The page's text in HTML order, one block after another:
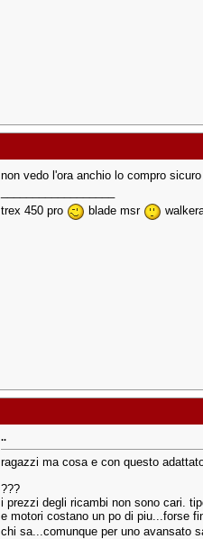
non vedo l'ora anchio lo compro
trex 450 pro
blade msr
..
ragazzi ma cosa e con questo
???
i prezzi degli ricambi non sono cari.
e motori costano un po di piu...forse
chi sa...comunque per uno avansato